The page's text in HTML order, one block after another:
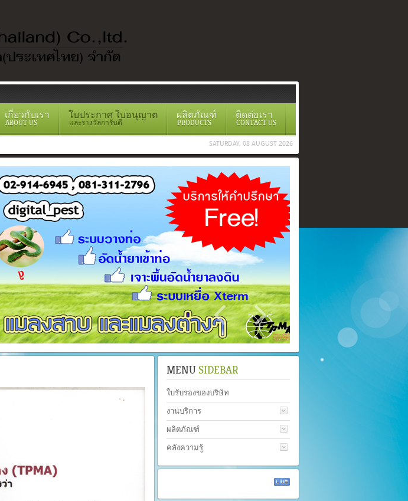
เกี่ยวกับเรา
ABOUT US
ใบประกาศ ใบอนุญาต
และรางวัลการันตี
ผลิตภัณฑ์
PRODUCTS
ติดต่อเรา
CONTACT US
SATURDAY, 08 AUGUST 2026
MENU SIDEBAR
ใบรับรองของบริษัท
งานบริการ
ผลิตภัณฑ์
คลังความรู้